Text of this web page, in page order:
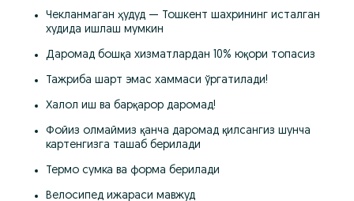
Чекланмаган ҳудуд — Тошкент шахрининг исталган
худида ишлаш мумкин
Даромад бошқа хизматлардан 10% юқори топасиз
Тажриба шарт эмас хаммаси ўргатилади!
Халол иш ва барқарор даромад!
Фойиз олмаймиз қанча даромад қилсангиз шунча
картенгизга ташаб берилади
Термо сумка ва форма берилади
Велосипед ижараси мавжуд